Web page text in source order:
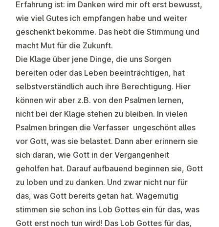
Erfahrung ist: im Danken wird mir oft erst bewusst,
wie viel Gutes ich empfangen habe und weiter
geschenkt bekomme. Das hebt die Stimmung und
macht Mut für die Zukunft.
Die Klage über jene Dinge, die uns Sorgen
bereiten oder das Leben beeinträchtigen, hat
selbstverständlich auch ihre Berechtigung. Hier
können wir aber z.B. von den Psalmen lernen,
nicht bei der Klage stehen zu bleiben. In vielen
Psalmen bringen die Verfasser ungeschönt alles
vor Gott, was sie belastet. Dann aber erinnern sie
sich daran, wie Gott in der Vergangenheit
geholfen hat. Darauf aufbauend beginnen sie, Gott
zu loben und zu danken. Und zwar nicht nur für
das, was Gott bereits getan hat. Wagemutig
stimmen sie schon ins Lob Gottes ein für das, was
Gott erst noch tun wird! Das Lob Gottes für das,